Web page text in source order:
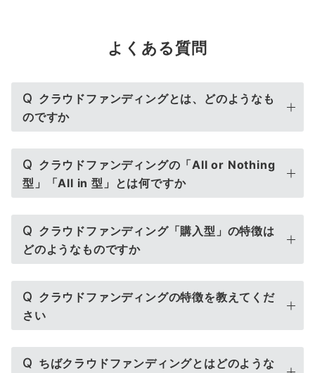
よくある質問
Q クラウドファンディングとは、どのようなも
のですか
Q クラウドファンディングの「All or Nothing
型」「All in 型」とは何ですか
Q クラウドファンディング「購入型」の特徴は
どのようなものですか
Q クラウドファンディングの特徴を教えてくだ
さい
Q ちばクラウドファンディングとはどのような